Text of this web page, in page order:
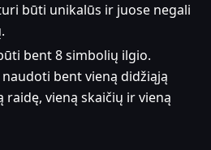
būti unikalūs ir juose negali
bent 8 simbolių ilgio.
bent vieną didžiąją
raidę, vieną skaičių ir vieną